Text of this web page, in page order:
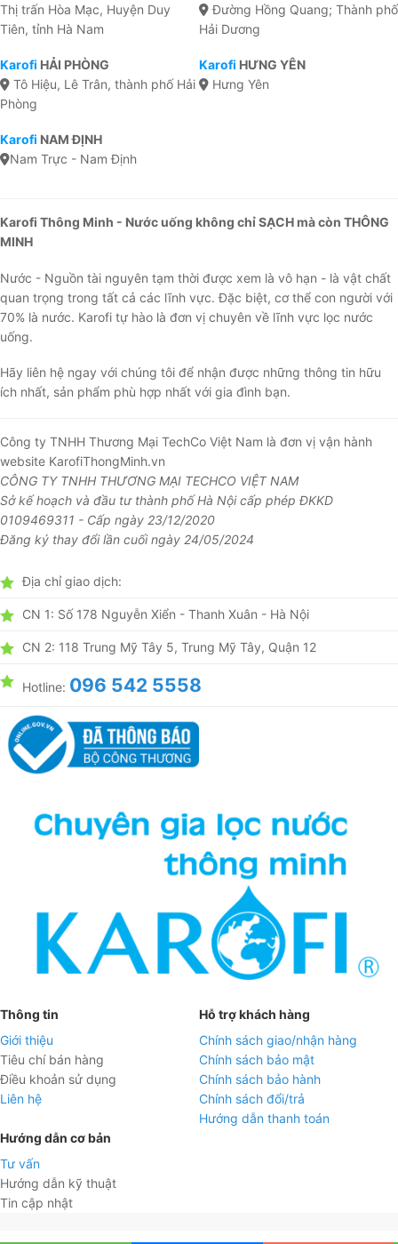
Thị trấn Hòa Mạc, Huyện Duy
Tiên, tỉnh Hà Nam
Đường Hồng Quang; Thành phố
Hải Dương
Karofi HẢI PHÒNG
Tô Hiệu, Lê Trân, thành phố Hải
Phòng
Karofi HƯNG YÊN
Hưng Yên
Karofi NAM ĐỊNH
Nam Trực - Nam Định
Karofi Thông Minh - Nước uống không chỉ SẠCH mà còn THÔNG
MINH
Nước - Nguồn tài nguyên tạm thời được xem là vô hạn - là vật chất
quan trọng trong tất cả các lĩnh vực. Đặc biệt, cơ thể con người với
70% là nước. Karofi tự hào là đơn vị chuyên về lĩnh vực lọc nước
uống.
Hãy liên hệ ngay với chúng tôi để nhận được những thông tin hữu
ích nhất, sản phẩm phù hợp nhất với gia đình bạn.
Công ty TNHH Thương Mại TechCo Việt Nam là đơn vị vận hành
website KarofiThongMinh.vn
CÔNG TY TNHH THƯƠNG MẠI TECHCO VIỆT NAM
Sở kế hoạch và đầu tư thành phố Hà Nội cấp phép ĐKKD
0109469311 - Cấp ngày 23/12/2020
Đăng ký thay đổi lần cuối ngày 24/05/2024
Địa chỉ giao dịch:
CN 1: Số 178 Nguyễn Xiển - Thanh Xuân - Hà Nội
CN 2: 118 Trung Mỹ Tây 5, Trung Mỹ Tây, Quận 12
Hotline: 096 542 5558
Thông tin
Giới thiệu
Tiêu chí bán hàng
Điều khoản sử dụng
Liên hệ
Hỗ trợ khách hàng
Chính sách giao/nhận hàng
Chính sách bảo mật
Chính sách bảo hành
Chính sách đổi/trả
Hướng dẫn thanh toán
Hướng dẫn cơ bản
Tư vấn
Hướng dẫn kỹ thuật
Tin cập nhật